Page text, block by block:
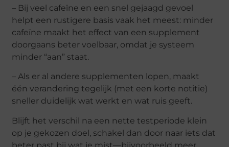
– Bij veel cafeïne en een snel gejaagd gevoel
helpt een rustigere basis vaak het meest: minder
cafeïne maakt het effect van een supplement
doorgaans beter voelbaar, omdat je systeem
minder “aan” staat.
– Als er al andere supplementen lopen, maakt
één verandering tegelijk (met een korte notitie)
sneller duidelijk wat werkt en wat ruis geeft.
Blijft het verschil na een nette testperiode klein
op je gekozen doel, schakel dan door naar iets dat